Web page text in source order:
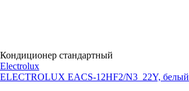
Кондиционер стандартный
Electrolux
ELECTROLUX EACS-12HF2/N3_22Y, белый